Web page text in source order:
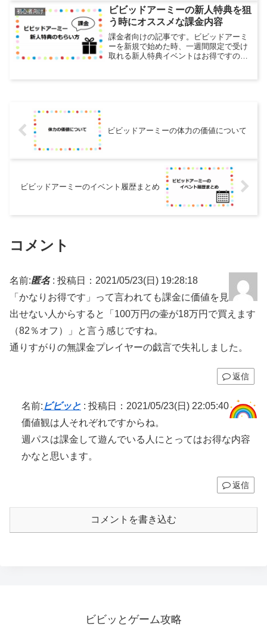
ダイヤの価格表定価は1ダイヤ＝2円なの
で、それ以下で購入可能...
初心者向け
ビビッドアーミーの新人特典を狙
う時にオススメな課金内容
課金者向けの記事です。ビビッドアーミ
ーを新規で始めた時、一週間限定で受け
取れる新人特典イベントはお得ですの
ビビッドアーミーの体力の価値について
ビビッドアーミーのイベント履歴まとめ
コメント
名前:匿名: 投稿日：2021/05/23(日) 19:28:18
「かなりお得です」って言われても課金に価値を見
出せない人からすると「100万円の壷が18万円で買えます
（82％オフ）」と言う感じですね。
通りすがりの無課金プレイヤーの戯言で失礼しました。
返信
名前: ビビッと : 投稿日：2021/05/23(日) 22:05:40
価値観は人それぞれですからね。
週パスは課金して遊んでいる人にとってはお得な内容
かなと思います。
返信
コメントを書き込む
ビビッとゲーム攻略